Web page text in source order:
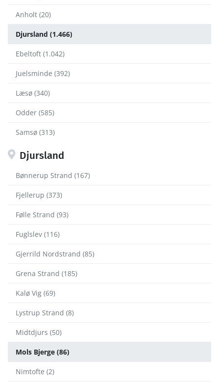
Anholt (20)
Djursland (1.466)
Ebeltoft (1.042)
Juelsminde (392)
Læsø (340)
Odder (585)
Samsø (313)
Djursland
Bønnerup Strand (167)
Fjellerup (373)
Følle Strand (93)
Fuglslev (116)
Gjerrild Nordstrand (85)
Grena Strand (185)
Kalø Vig (69)
Lystrup Strand (8)
Midtdjurs (50)
Mols Bjerge (86)
Nimtofte (2)